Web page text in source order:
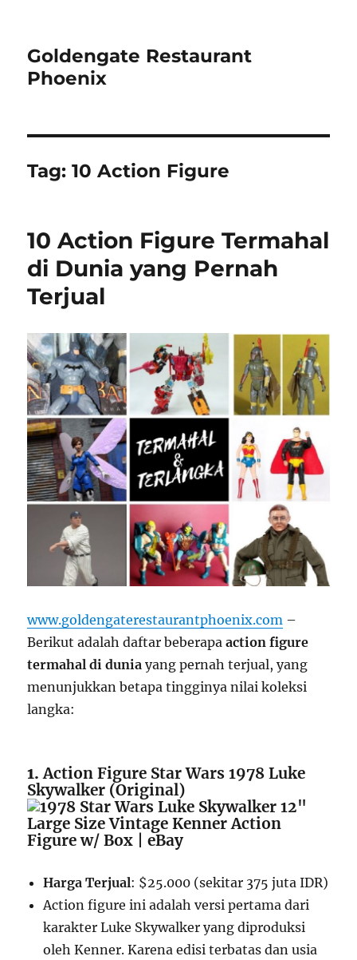
Goldengate Restaurant
Phoenix
Tag:10 Action Figure
10 Action Figure Termahal
di Dunia yang Pernah
Terjual
www.goldengaterestaurantphoenix.com –
Berikut adalah daftar beberapaaction figure
termahal di dunia yang pernah terjual, yang
menunjukkan betapa tingginya nilai koleksi
langka:
1.Action Figure Star Wars 1978 Luke
Skywalker (Original)
Harga Terjual: $25.000 (sekitar 375 juta IDR)
Action figure ini adalah versi pertama dari
karakter Luke Skywalker yang diproduksi
oleh Kenner. Karena edisi terbatas dan usia